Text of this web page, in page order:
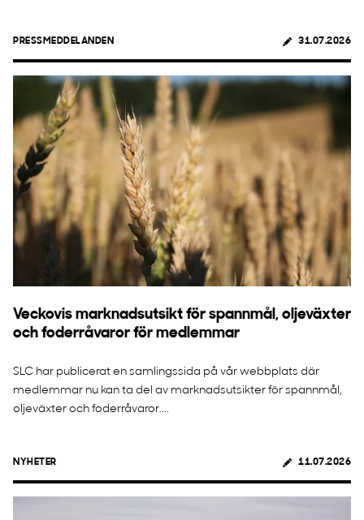
PRESSMEDDELANDEN 31.07.2026
Veckovis marknadsutsikt för spannmål, oljeväxter
och foderråvaror för medlemmar
SLC har publicerat en samlingssida på vår webbplats där
medlemmar nu kan ta del av marknadsutsikter för spannmål,
oljeväxter och foderråvaror....
NYHETER 11.07.2026